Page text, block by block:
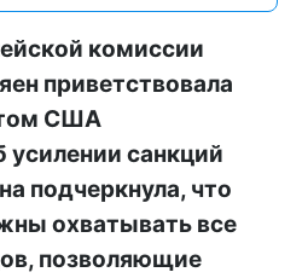
комиссии
приветствовала
США
усилении санкций
подчеркнула, что
охватывать все
позволяющие